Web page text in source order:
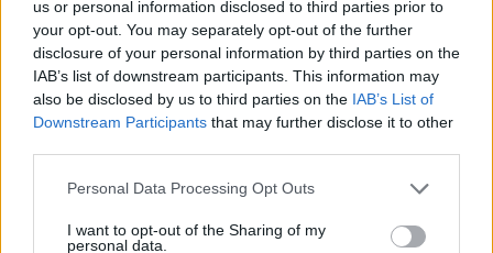
us or personal information disclosed to third parties prior to
your opt-out. You may separately opt-out of the further
disclosure of your personal information by third parties on the
IAB’s list of downstream participants. This information may
also be disclosed by us to third parties on the IAB’s List of
Downstream Participants that may further disclose it to other
Please note that this website/app uses one or more Google
not limited to your visit or usage behaviour. You may click to
Personal Data Processing Opt Outs
I want to opt-out of the Sharing of my
personal data.
ήταν ο θάνατος του πατέρα τους, σύμφωνα με τον
αδερφό του.